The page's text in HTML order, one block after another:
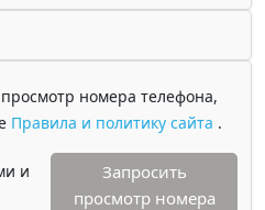
номера телефона,
Правила и политику сайта .
и
Запросить
просмотр номера